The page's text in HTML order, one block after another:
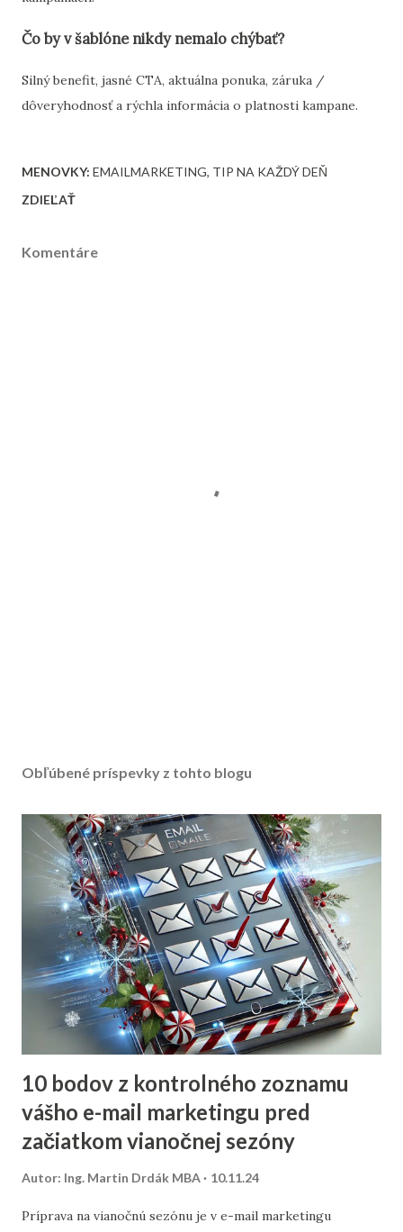
Čo by v šablóne nikdy nemalo chýbať?
Silný benefit, jasné CTA, aktuálna ponuka, záruka /
dôveryhodnosť a rýchla informácia o platnosti kampane.
MENOVKY: EMAILMARKETING TIP NA KAŽDÝ DEŇ
ZDIEĽAŤ
Komentáre
Obľúbené príspevky z tohto blogu
10 bodov z kontrolného zoznamu
vášho e-mail marketingu pred
začiatkom vianočnej sezóny
Autor: Ing. Martin Drdák MBA 10.11.24
Príprava na vianočnú sezónu je v e-mail marketingu